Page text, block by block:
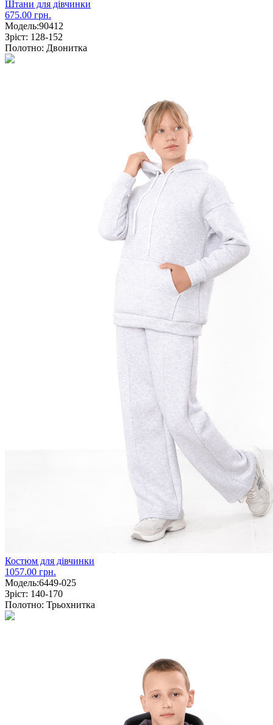
Штани для дівчинки
675.00 грн.
Модель:90412
Зріст: 128-152
Полотно: Двонитка
Костюм для дівчинки
1057.00 грн.
Модель:6449-025
Зріст: 140-170
Полотно: Трьохнитка